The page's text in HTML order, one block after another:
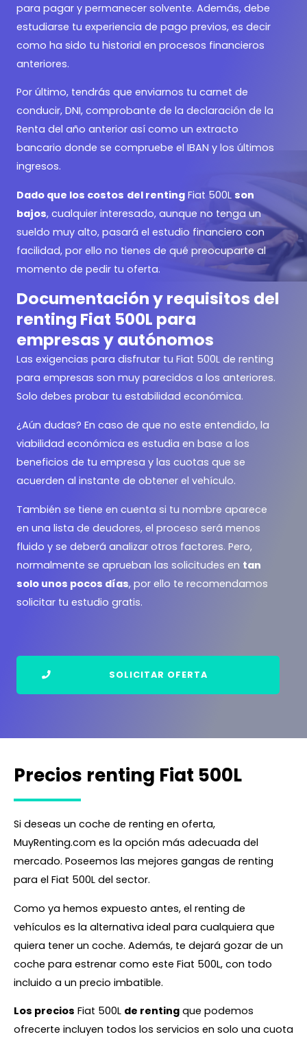
para pagar y permanecer solvente. Además, debe
estudiarse tu experiencia de pago previos, es decir
como ha sido tu historial en procesos financieros
anteriores.
Por último, tendrás que enviarnos tu carnet de
conducir, DNI, comprobante de la declaración de la
Renta del año anterior así como un extracto
bancario donde se compruebe el IBAN y los últimos
ingresos.
Dado que los costos del renting Fiat 500L son
bajos, cualquier interesado, aunque no tenga un
sueldo muy alto, pasará el estudio financiero con
facilidad, por ello no tienes de qué preocuparte al
momento de pedir tu oferta.
Documentación y requisitos del
renting Fiat 500L para
empresas y autónomos
Las exigencias para disfrutar tu Fiat 500L de renting
para empresas son muy parecidos a los anteriores.
Solo debes probar tu estabilidad económica.
¿Aún dudas? En caso de que no este entendido, la
viabilidad económica es estudia en base a los
beneficios de tu empresa y las cuotas que se
acuerden al instante de obtener el vehículo.
También se tiene en cuenta si tu nombre aparece
en una lista de deudores, el proceso será menos
fluido y se deberá analizar otros factores. Pero,
normalmente se aprueban las solicitudes en tan
solo unos pocos días, por ello te recomendamos
solicitar tu estudio gratis.
SOLICITAR OFERTA
Precios renting Fiat 500L
Si deseas un coche de renting en oferta,
MuyRenting.com es la opción más adecuada del
mercado. Poseemos las mejores gangas de renting
para el Fiat 500L del sector.
Como ya hemos expuesto antes, el renting de
vehículos es la alternativa ideal para cualquiera que
quiera tener un coche. Además, te dejará gozar de un
coche para estrenar como este Fiat 500L, con todo
incluido a un precio imbatible.
Los precios Fiat 500L de renting que podemos
ofrecerte incluyen todos los servicios en solo una cuota